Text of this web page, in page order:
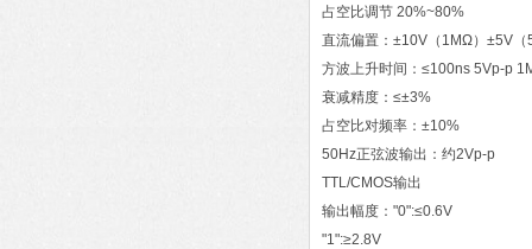
占空比调节 20%~80%
直流偏置：±10V（1MΩ）±5V
方波上升时间：≤100ns 5Vp-p
衰减精度：≤±3%
占空比对频率：±10%
50Hz正弦波输出：约2Vp-p
TTL/CMOS输出
输出幅度："0":≤0.6V
"1":≥2.8V